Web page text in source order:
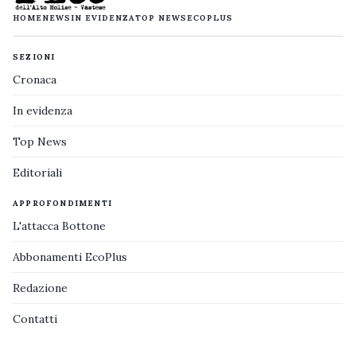
HOMENEWS IN EVIDENZATOP NEWS ECOPLUS
SEZIONI
Cronaca
In evidenza
Top News
Editoriali
APPROFONDIMENTI
L'attacca Bottone
Abbonamenti EcoPlus
Redazione
Contatti